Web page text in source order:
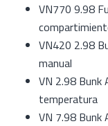
VN770 9.98
VN420 2.98
manual
VN 2.98 Bunk
temperatura
VN 7.98 Bunk